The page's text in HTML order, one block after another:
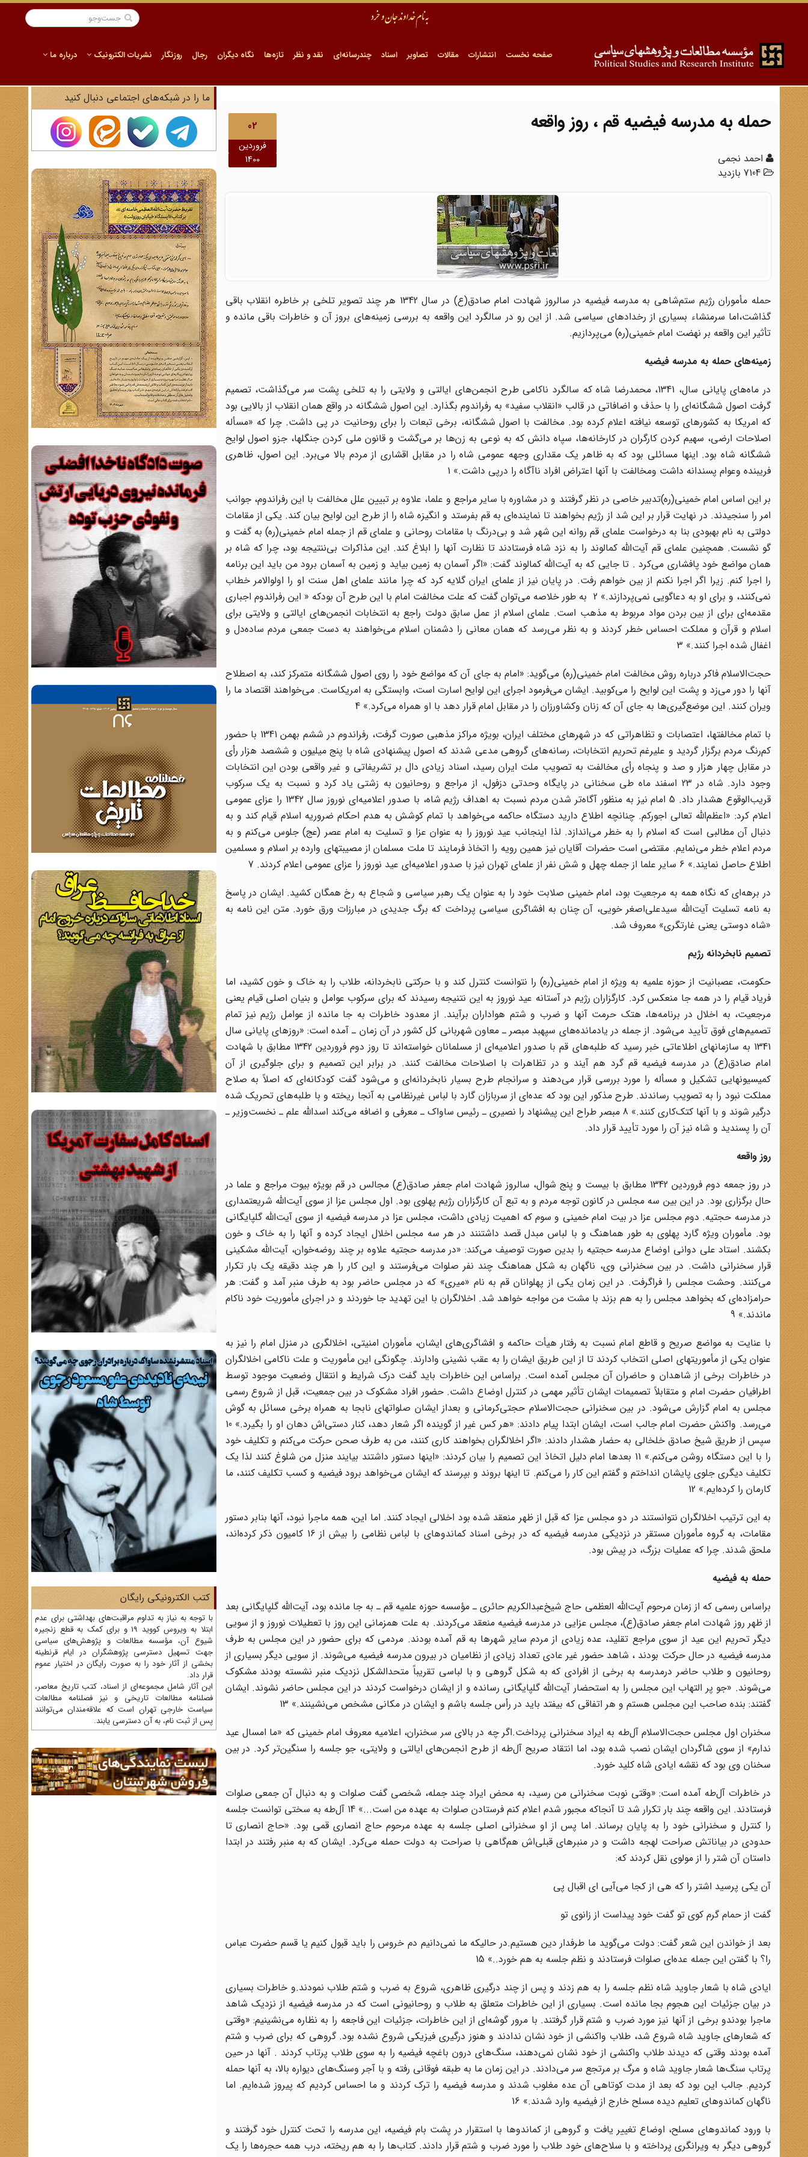
صفحه نخست انتشارات مقالات تصاویر اسناد چندرسانه‌ای نقد و نظر تازه‌ها نگاه دیگران رجال روزنگار نشریات الکترونیک درباره ما
02
فروردین
1400
حمله به مدرسه فیضیه قم ، روز واقعه
احمد نجمی
حمله مأموران رژیم ستم‌شاهی به مدرسه فیضیه در سالروز شهادت امام صادق(ع) در سال 1342 هر چند تصویر تلخی بر خاطره انقلاب باقی
گذاشت،‌اما سرمنشاء بسیاری از رخدادهای سیاسی شد. از این رو در سالگرد این واقعه به بررسی زمینه‌های بروز آن و خاطرات باقی مانده و
تأثیر این واقعه بر نهضت امام خمینی(ره) می‌پردازیم.
زمینه‌های حمله به مدرسه فیضیه
در ماه‌های پایانی سال، 1341، محمد‌رضا شاه که سالگرد ناکامی طرح انجمن‌‌های ایالتی و ولایتی را به تلخی پشت سر می‌گذاشت، تصمیم
گرفت اصول ششگانه‌ای را با حذف و اضافاتی در قالب «انقلاب سفید» به رفراندوم بگذارد. این اصول ششگانه در واقع همان انقلاب از بالایی بود
که امریکا به کشورهای توسعه نیافته اعلام کرده بود. مخالفت با اصول ششگانه، برخی تبعات را برای روحانیت در پی داشت. چرا که «مسأله
اصلاحات ارضی، سهیم کردن کارگران در کارخانه‌ها، سپاه دانش که به نوعی به زن‌ها بر می‌گشت و قانون ملی کردن جنگلها، جزو اصول لوایح
ششگانه شاه بود. اینها مسائلی بود که به ظاهر یک مقداری وجهه عمومی شاه را در مقابل اقشاری از مردم بالا می‌برد. این اصول، ظاهری
فریبنده وعوام پسندانه داشت ومخالفت با آنها اعتراض افراد ناآگاه را درپی داشت.» 1
بر این اساس امام خمینی(ره)تدبیر خاصی در نظر گرفتند و در مشاوره با سایر مراجع و علما، علاوه بر تبیین علل مخالفت با این رفراندوم، جوانب
امر را سنجیدند. در نهایت قرار بر این شد از رژیم بخواهند تا نماینده‌ای به قم بفرستد و انگیزه شاه را از طرح این لوایح بیان کند. یکی از مقامات
دولتی به نام بهبودی بنا به درخواست علمای قم روانه این شهر شد و بی‌درنگ با مقامات روحانی و علمای قم از جمله امام خمینی(ره) به گفت و
گو نشست. همچنین علمای قم آیت‌الله کمالوند را به نزد شاه فرستادند تا نظارت آنها را ابلاغ کند. این مذاکرات بی‌ننتیجه بود، چرا که شاه بر
همان مواضع خود پافشاری می‌کرد . تا جایی که به ‌آیت‌الله کمالوند گفت: «اگر آسمان به زمین بیاید و زمین به آسمان برود من باید این برنامه
را اجرا کنم. زیرا اگر اجرا نکنم از بین خواهم رفت. در پایان نیز از علمای ایران گلایه کرد که چرا مانند علمای اهل سنت او را اولوالامر خطاب
نمی‌کنند، و برای او به دعاگویی نمی‌پردازند.» 2 به طور خلاصه می‌توان گفت که علت مخالفت امام با این طرح آن بودکه « این رفراندوم اجباری
مقدمه‌ای برای از بین بردن مواد مربوط به مذهب است. علمای اسلام از عمل سابق دولت راجع به انتخابات انجمن‌های ایالتی و ولایتی برای
اسلام و قرآن و مملکت احساس خطر کردند و به نظر می‌رسد که همان معانی را دشمنان اسلام می‌خواهند به دست جمعی مردم ساده‌دل و
اغفال شده اجرا کنند.» 3
حجت‌الاسلام فاکر درباره روش مخالفت امام خمینی(ره) می‌گوید: «امام به جای آن که مواضع خود را روی اصول ششگانه متمرکز کند، به اصطلاح
آنها را دور می‌زد و پشت این لوایح را می‌کوبید. ایشان می‌فرمود اجرای این لوایح اسارت است، وابستگی به امریکاست. می‌خواهند اقتصاد ما را
ویران کنند. این موضع‌گیری‌ها به جای آن که زنان وکشاورزان را در مقابل امام قرار دهد با او همراه می‌کرد.» 4
با تمام مخالفتها، اعتصابات و تظاهراتی که در شهرهای مختلف ایران، بویژه مراکز مذهبی صورت گرفت، رفراندوم در ششم بهمن 1341 با حضور
کم‌رنگ مردم برگزار گردید و علیرغم تحریم انتخابات، رسانه‌های گروهی مدعی شدند که اصول پیشنهادی شاه با پنج میلیون و ششصد هزار رأی
در مقابل چهار هزار و صد و پنجاه رأی مخالفت به تصویب ملت ایران رسید، اسناد زیادی دال بر تشریفاتی و غیر واقعی بودن این انتخابات
وجود دارد. شاه در 23 اسفند ماه طی سخنانی در پایگاه وحدتی دزفول، از مراجع و روحانیون به زشتی یاد کرد و نسبت به یک سرکوب
قریب‌الوقوع هشدار داد. 5 امام نیز به منظور آگاه‌تر شدن مردم نسبت به اهداف رژیم شاه، با صدور اعلامیه‌ای نوروز سال 1342 را عزای عمومی
اعلام کرد: «اعظم‌الله تعالی اجورکم. چنانچه اطلاع دارید دستگاه حاکمه می‌خواهد با تمام کوشش به هدم احکام ضروریه اسلام قیام کند و به
دنبال آن مطالبی است که اسلام را به خطر می‌اندازد. لذا اینجانب عید نوروز را به عنوان عزا و تسلیت به امام عصر (عج) جلوس می‌کنم و به
مردم اعلام خطر می‌نمایم. مقتضی است حضرات آقایان نیز همین رویه را اتخاذ فرمایند تا ملت مسلمان از مصیبتهای وارده بر اسلام و مسلمین
اطلاع حاصل نمایند.» 6 سایر علما از جمله چهل و شش نفر از علمای تهران نیز با صدور اعلامیه‌ای عید نوروز را عزای عمومی اعلام کردند. 7
در برهه‌ای که نگاه همه به مرجعیت بود، امام خمینی صلابت خود را به عنوان یک رهبر سیاسی و شجاع به رخ همگان کشید. ایشان در پاسخ
به نامه تسلیت آیت‌الله سید‌علی‌اصغر خویی، آن چنان به افشاگری سیاسی پرداخت که برگ جدیدی در مبارزات ورق خورد. متن این نامه به
«شاه دوستی یعنی غارتگری» معروف شد.
تصمیم نابخردانه رژیم
حکومت، عصبانیت از حوزه علمیه به ویژه از امام خمینی(ره) را نتوانست کنترل کند و با حرکتی نابخردانه، طلاب را به خاک و خون کشید، ‌اما
فریاد قیام را در همه جا منعکس کرد. کارگزاران رژیم در آستانه عید نوروز به این نتنیجه رسیدند که برای سرکوب عوامل و بنیان اصلی قیام یعنی
مرجعیت، به اخلال در برنامه‌ها، هتک حرمت آنها و ضرب و شتم هواداران برآیند. از معدود خاطرات به جا مانده از عوامل رژیم نیز تمام
تصمیم‌های فوق تأیید می‌شود. از جمله در یادمانده‌های سپهبد مبصر ـ معاون شهربانی کل کشور در آن زمان ـ آمده است‌: «روزهای پایانی سال
1341 به سازمانهای اطلاعاتی خبر رسید که طلبه‌‌های قم با صدور اعلامیه‌ای از مسلمانان خواسته‌اند تا روز دوم فروردین 1342 مطابق با شهادت
امام صادق(ع) در مدرسه فیضیه قم گرد هم آیند و در تظاهرات با اصلاحات مخالفت کنند. در برابر این تصمیم و برای جلوگیری از آن
کمیسیونهایی تشکیل و مسأله را مورد بررسی قرار می‌دهند و سرانجام طرح بسیار نابخردانه‌ای و می‌شود گفت کودکانه‌ای که اصلاً به صلاح
مملکت نبود را به تصویب رساندند. طرح مذکور این بود که عده‌ای از سربازان گارد با لباس غیر‌نظامی به آنجا ریخته و با طلبه‌های تحریک شده
درگیر شوند و با آنها کتک‌‌کاری کنند.» 8 مبصر طراح این پیشنهاد را نصیری ـ رئیس ساواک ـ معرفی و اضافه می‌کند اسدالله علم ـ نخست‌وزیر ـ
آن را پسندید و شاه نیز آن را مورد تأیید قرار داد.
روز واقعه
در روز جمعه دوم فروردین 1342 مطابق با بیست و پنج شوال، سالروز شهادت امام جعفر صادق(ع) مجالس در قم بویژه بیوت مراجع و علما در
حال برگزاری بود. در این بین سه مجلس در کانون توجه مردم و به تبع آن کارگزاران رژیم پهلوی بود. اول مجلس عزا از سوی آیت‌الله شریعتمداری
در مدرسه حجتیه. دوم مجلس عزا در بیت امام خمینی و سوم که اهمیت زیادی داشت، مجلس عزا در مدرسه فیضیه از سوی آیت‌الله گلپایگانی
بود. مأموران ویژه گارد پهلوی به طور هماهنگ و با لباس مبدل قصد داشتنند در هر سه مجلس اخلال ایجاد کرده و آنها را به خاک و خون
بکشند. استاد علی دوانی اوضاع مدرسه حجتیه را بدین صورت توصیف می‌کند: «در مدرسه حجتیه علاوه بر چند روضه‌خوان، آیت‌الله مشکینی
قرار سخنرانی داشت. در بین سخنرانی وی، ناگهان به شکل هماهنگ چند نفر صلوات می‌فرستند و این کار را هر چند دقیقه یک بار تکرار
می‌کنند. وحشت مجلس را فراگرفت. در این زمان یکی از پهلوانان قم به نام «میری» که در مجلس حاضر بود به طرف منبر آمد و گفت: هر
حرامزاده‌ای که بخواهد مجلس را به هم بزند با مشت من مواجه خواهد شد. اخلالگران با این تهدید جا خوردند و در اجرای مأموریت خود ناکام
ماندند.» 9
با عنایت به مواضع صریح و قاطع امام نسبت به رفتار هیأت حاکمه و افشاگری‌های ایشان، مأموران امنیتی، اخلالگری در منزل امام را نیز به
عنوان یکی از مأموریتهای اصلی انتخاب کردند تا از این طریق ایشان را به عقب نشینی وادارند. چگونگی این مأموریت و علت ناکامی اخلالگران
در خاطرات برخی از شاهدان و حاضران آن مجلس آمده است. براساس این خاطرات باید گفت درک شرایط و انتقال وضعیت موجود توسط
اطرافیان حضرت امام و متقابلاً تصمیمات ایشان تأثیر مهمی در کنترل اوضاع داشت. حضور افراد مشکوک در بین جمعیت، قبل از شروع رسمی
مجلس به امام گزارش می‌شود. در بین سخنرانی حجت‌الاسلام حجتی‌کرمانی و بعداز ایشان صلواتهای نابجا به همراه برخی مسائل به گوش
می‌رسد. واکنش حضرت امام جالب است، ایشان ابتدا پیام دادند: «هر کس غیر از گوینده اگر شعار دهد، کنار دستی‌اش دهان او را بگیرد.» 10
سپس از طریق شیخ صادق خلخالی به حضار هشدار دادند: «اگر اخلالگران بخواهند کاری کنند، من به طرف صحن حرکت می‌کنم و تکلیف خود
را با این دستگاه روشن می‌کنم.» 11 بعدها امام دلیل اتخاذ این تصمیم را بیان کردند: «اینها دستور داشتند بیایند منزل من شلوغ کنند لذا یک
تکلیف دیگری جلوی پایشان انداختم و گفتم این کار را می‌کنم. تا اینها بروند و بپرسند که ایشان می‌خواهد برود فیضیه و کسب تکلیف کنند، ما
کارمان را کرده‌ایم.» 12
به این ترتیب اخلالگران نتوانستند در دو مجلس عزا که قبل از ظهر منعقد شده بود اخلالی ایجاد کنند. اما این، همه ماجرا نبود، آنها بنابر دستور
مقامات،‌ به گروه مأموران مستقر در نزدیکی مدرسه فیضیه که در برخی اسناد کماندوهای با لباس نظامی را بیش از 16 کامیون ذکر کرده‌اند،
ملحق شدند. چرا که عملیات بزرگ، در پیش بود.
حمله به فیضیه
براساس رسمی که از زمان مرحوم آیت‌الله العظمی حاج شیخ‌عبدالکریم حائری ـ مؤسسه حوزه علمیه قم ـ به جا مانده بود، آیت‌الله گلپایگانی بعد
از ظهر روز شهادت امام جعفر صادق(ع)، مجلس عزایی در مدرسه فیضیه منعقد می‌کردند. به علت همزمانی این روز با تعطیلات نوروز و از سویی
دیگر تحریم این عید از سوی مراجع تقلید، عده زیادی از مردم سایر شهرها به قم آمده بودند. مردمی که برای حضور در این مجلس به طرف
مدرسه فیضیه در حال حرکت بودند ، شاهد حضور غیر عادی تعداد زیادی از نظامیان در بیرون مدرسه فیضیه می‌شوند. از سویی دیگر بسیاری از
روحانیون و طلاب حاضر درمدرسه به برخی از افرادی که به شکل گروهی و با لباسی تقریباً متحد‌الشکل نزدیک منبر نشسته بودند مشکوک
می‌شوند. «جو پر التهاب این مجلس را به استحضار آیت‌الله گلپایگانی رسانده و از ایشان درخواست کردند در این مجلس حاضر نشوند. ایشان
گفتند: بنده صاحب این مجلس هستم و هر اتفاقی که بیفتد باید در رأس جلسه باشم و ایشان در مکانی مشخص می‌نشینند.» 13
سخنران اول مجلس حجت‌الاسلام آل‌طه به ایراد سخنرانی پرداخت.اگر چه در بالای سر سخنران، اعلامیه معروف امام خمینی که «ما امسال عید
ندارم» از سوی شاگردان ایشان نصب شده بود، اما انتقاد صریح آل‌طه از طرح انجمن‌های ایالتی و ولایتی، جو جلسه را سنگین‌تر کرد. در بین
سخنان وی بود که نقشه ایادی شاه کلید خورد.
در خاطرات آل‌طه آمده است: «وقتی نوبت سخنرانی من رسید، به محض ایراد چند جمله، شخصی گفت صلوات و به دنبال آن جمعی صلوات
فرستادند. این واقعه چند بار تکرار شد تا آنجاکه مجبور شدم اعلام کنم فرستادن صلوات به عهده من است...» 14 آل‌طه به سختی توانست جلسه
را کنترل و سخنرانی خود را به پایان برساند. اما پس از او سخنرانی اصلی جلسه به عهده مرحوم حاج انصاری قمی بود. «حاج انصاری تا
حدودی در بیاناتش صراحت لهجه داشت و در منبرهای قبلی‌اش هم‌گاهی با صراحت به دولت حمله می‌کرد. ایشان که به منبر رفتند در ابتدا
داستان آن شتر را از مولوی نقل کردند که:
آن یکی پرسید اشتر را که هی از کجا می‌آیی ای اقبال پی
گفت از حمام گرم کوی تو گفت خود پیداست از زانوی تو
بعد از خواندن این شعر گفت: دولت می‌‌گوید ما طرفدار دین هستیم.در حالیکه ما نمی‌دانیم دم خروس را باید قبول کنیم یا قسم حضرت عباس
را؟ با گفتن این جمله عده‌ای صلوات فرستادند و نظم جلسه به هم خورد..» 15
ایادی شاه با شعار جاوید شاه نظم جلسه را به هم زدند و پس از چند درگیری ظاهری، شروع به ضرب و شتم طلاب نمودند.و خاطرات بسیاری
در بیان جزئیات این هجوم بجا مانده است. بسیاری از این خاطرات متعلق به طلاب و روحانیونی است که در مدرسه فیضیه از نزدیک شاهد
ماجرا بودندو برخی از آنها نیز مورد ضرب و شتم قرار گرفتند. با مرور گوشه‌ای از این خاطرات، جزئیات این فاجعه را به نظاره می‌نشینیم: «وقتی
که شعارهای جاوید شاه شروع شد، طلاب واکنشی از خود نشان ندادند و هنوز درگیری فیزیکی شروع نشده بود. گروهی که برای ضرب و شتم
آمده بودند وقتی که دیدند طلاب واکنشی از خود نشان نمی‌دهند، سنگ‌های درون باغچه فیضیه را به سوی طلاب پرتاب کردند . آنها در حین
پرتاب سنگ‌ها شعار جاوید شاه و مرگ بر مرتجع سر می‌‌دادند. در این زمان ما به طبقه فوقانی رفته و با آ‌جر وسنگ‌های دیواره بالا، به آنها حمله
کردیم. جالب این بود که بعد از مدت کوتاهی آن عده مغلوب شدند و مدرسه فیضیه را ترک کردند و ما احساس کردیم که پیروز شده‌ایم. اما
ناگهان کماندوهای تعلیم دیده مسلح خارج از فیضیه وارد شدند.» 16
با ورود کماندوهای مسلح، اوضاع تغییر یافت و گروهی از کماندوها با استقرار در پشت بام فیضیه، این مدرسه را تحت کنترل خود گرفتند و
گروهی دیگر به ویرانگری پرداخته و با سلاح‌های خود طلاب را مورد ضرب و شتم قرار دادند. کتاب‌ها را به هم ریخته، درب همه حجره‌ها را یک
ما را در شبکه‌های اجتماعی دنبال کنید
کتب الکترونیکی رایگان
با توجه به نیاز به تداوم مراقبت‌های بهداشتی برای عدم
ابتلا به ویروس کووید 19 و برای کمک به قطع زنجیره
شیوع آن، مؤسسه مطالعات و پژوهش‌های سیاسی
جهت تسهیل دسترسی پژوهشگران در ایام قرنطینه
بخشی از آثار خود را به صورت رایگان در اختیار عموم
قرار داد.
این آثار شامل مجموعه‌ای از اسناد، کتب تاریخ معاصر،
فصلنامه‌ مطالعات تاریخی و نیز فصلنامه مطالعات
سیاست خارجی تهران است که علاقه‌مندان می‌توانند
پس از ثبت نام، به آن دسترسی یابند.